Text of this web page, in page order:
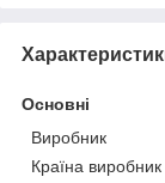
Основні
Виробник
Країна виробник